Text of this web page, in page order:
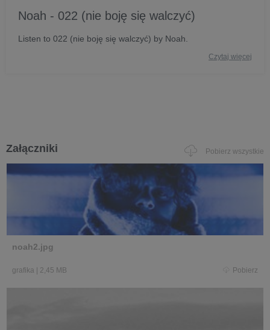
Noah - 022 (nie boję się walczyć)
Listen to 022 (nie boję się walczyć) by Noah.
Czytaj więcej
Załączniki Pobierz wszystkie
noah2.jpg
grafika 2,45 MB Pobierz